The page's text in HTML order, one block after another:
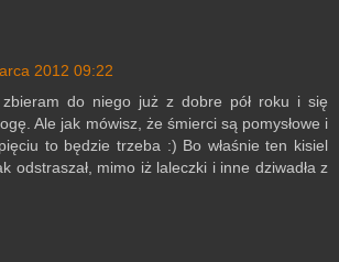
2012 09:22
do niego już z dobre pół roku i się
Ale jak mówisz, że śmierci są pomysłowe i
to będzie trzeba :) Bo właśnie ten kisiel
odstraszał, mimo iż laleczki i inne dziwadła z